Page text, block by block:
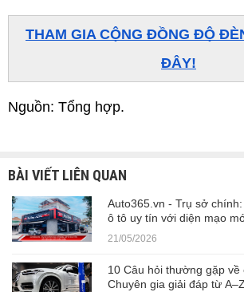
THAM GIA CỘNG ĐỒNG ĐỘ
ĐÂY!
Nguồn: Tổng hợp.
BÀI VIẾT LIÊN QUAN
Auto365.vn - Trụ sở
ô tô uy tín với diện mạo
21/05/2026
10 Câu hỏi thường gặp về
Chuyên gia giải đáp từ A–Z